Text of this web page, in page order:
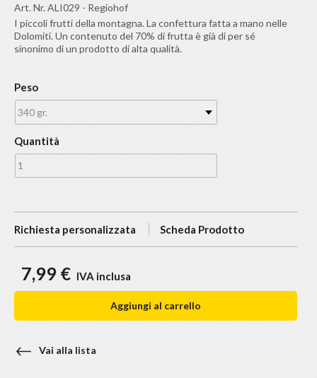
Art. Nr.ALI029 - Regiohof
I piccoli frutti della montagna. La confettura fatta a mano nelle
Dolomiti. Un contenuto del 70% di frutta è già di per sé
sinonimo di un prodotto di alta qualità.
Peso
340 gr.
Quantità
Richiesta personalizzata Scheda Prodotto
7,99 € IVA inclusa
Aggiungi al carrello
Vai alla lista